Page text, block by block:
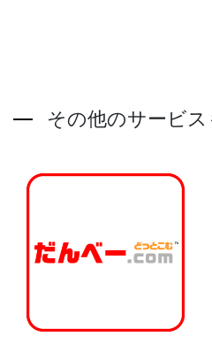
その他のサービ